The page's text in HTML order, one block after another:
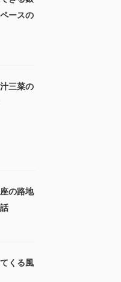
ースの
三菜の
の路地
くる風